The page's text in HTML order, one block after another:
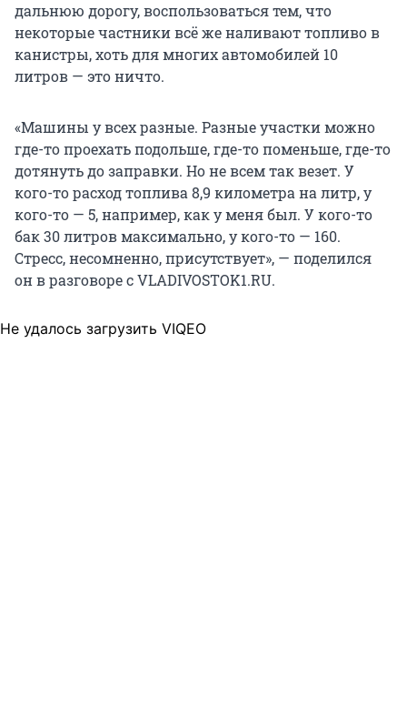
дальнюю дорогу, воспользоваться тем, что
некоторые частники всё же наливают топливо в
канистры, хоть для многих автомобилей 10
литров — это ничто.
«Машины у всех разные. Разные участки можно
где-то проехать подольше, где-то поменьше, где-то
дотянуть до заправки. Но не всем так везет. У
кого-то расход топлива 8,9 километра на литр, у
кого-то — 5, например, как у меня был. У кого-то
бак 30 литров максимально, у кого-то — 160.
Стресс, несомненно, присутствует», — поделился
он в разговоре с VLADIVOSTOK1.RU.
Не удалось загрузить VIQEO